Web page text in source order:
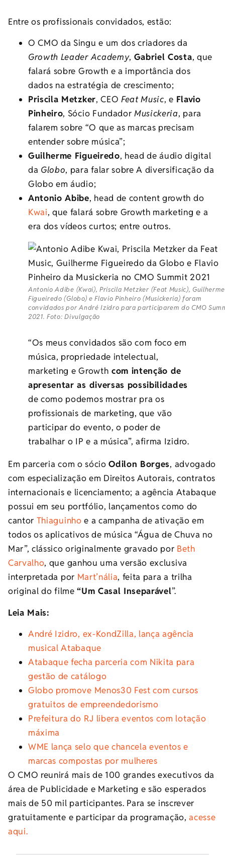
Entre os profissionais convidados, estão:
O CMO da Singu e um dos criadores da
Growth Leader Academy, Gabriel Costa, que
falará sobre Growth e a importância dos
dados na estratégia de crescimento;
Priscila Metzker, CEO Feat Music, e Flavio
Pinheiro, Sócio FundadorMusickeria, para
falarem sobre “O que as marcas precisam
entender sobre música”;
Guilherme Figueiredo, head de áudio digital
da Globo, para falar sobre A diversificação da
Globo em áudio;
Antonio Abibe, head de content growth do
Kwai, que falará sobre Growth marketing e a
era dos vídeos curtos; entre outros.
Antonio Adibe (Kwai), Priscila Metzker (Feat Music), Guilherme
Figueiredo (Globo) e Flavio Pinheiro (Musickeria) foram
convidados por André Izidro para participarem do CMO
2021. Foto: Divulgação
“Os meus convidados são com foco em
música, propriedade intelectual,
marketing e Growth com intenção de
apresentar as diversas possibilidades
de como podemos mostrar pra os
profissionais de marketing, que vão
participar do evento, o poder de
trabalhar o IP e a música”, afirma Izidro.
Em parceria com o sócioOdilon Borges, advogado
com especialização em Direitos Autorais, contratos
internacionais e licenciamento; a agência Atabaque
possui em seu portfólio, lançamentos como do
cantor Thiaguinho e a campanha de ativação em
todos os aplicativos de música “Água de Chuva no
Mar”, clássico originalmente gravado por Beth
Carvalho, que ganhou uma versão exclusiva
interpretada por Mart’nália, feita para a trilha
original do filme“Um Casal Inseparável”.
Leia Mais:
André Izidro, ex-KondZilla, lança agência
musical Atabaque
Atabaque fecha parceria com Nikita para
gestão de catálogo
Globo promove Menos30 Fest com cursos
gratuitos de empreendedorismo
Prefeitura do RJ libera eventos com lotação
máxima
WME lança selo que chancela eventos e
marcas compostas por mulheres
O CMO reunirá mais de 100 grandes executivos da
área de Publicidade e Marketing e são esperados
mais de 50 mil participantes. Para se inscrever
gratuitamente e participar da programação, acesse
aqui.